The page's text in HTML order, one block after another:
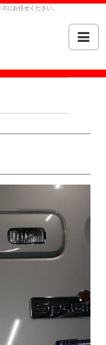
にお任せください。